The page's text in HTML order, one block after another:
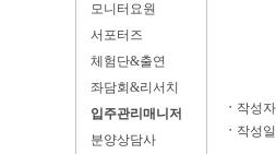
모니터요원
서포터즈
체험단&출연
좌담회&리서치
입주관리매니저
분양상담사
ㆍ 작성자
ㆍ 작성일